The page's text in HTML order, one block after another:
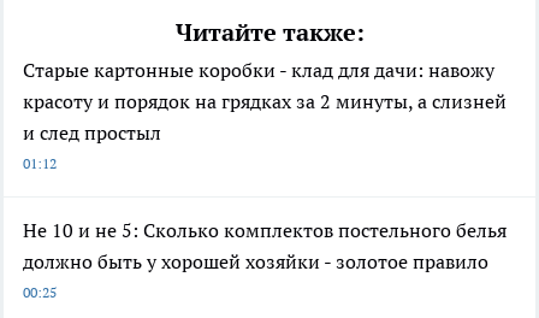
Читайте также:
Старые картонные коробки - клад для дачи: навожу
красоту и порядок на грядках за 2 минуты, а слизней
и след простыл
01:12
Не 10 и не 5: Сколько комплектов постельного белья
должно быть у хорошей хозяйки - золотое правило
00:25